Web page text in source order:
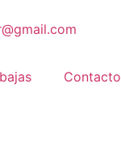
Contacto